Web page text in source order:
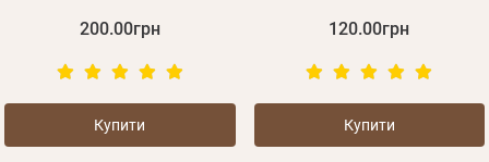
200.00грн
Купити
120.00грн
Купити